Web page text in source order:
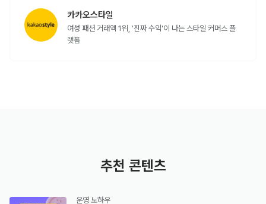
카카오스타일
여성 패션 거래액 1위, '진짜 수익'이 나는 스타일 커머스 플
랫폼
추천 콘텐츠
운영 노하우